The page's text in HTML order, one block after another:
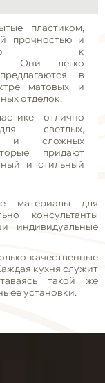
пластиком,
прочностью и
к
Они легко
в
матовых и
отделок.
отлично
светлых,
и сложных
придают
и стильный
материалы для
консультанты
индивидуальные
качественные
кухня служит
такой же
ее установки.